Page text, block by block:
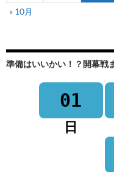
« 10月
準備はいいかい！？開幕戦
01
日